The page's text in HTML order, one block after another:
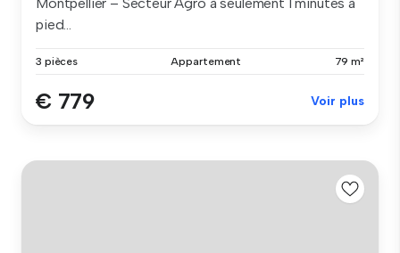
pied...
3 pièces Appartement 79 m²
€ 779 Voir plus